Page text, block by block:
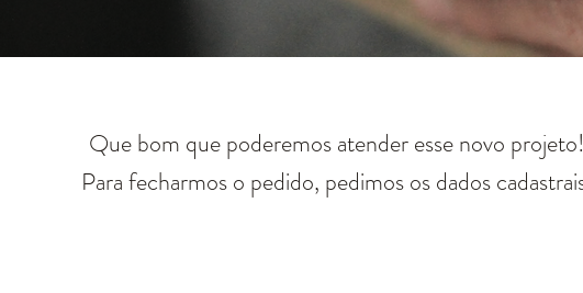
Que bom que poderemos atender esse novo
Para fecharmos o pedido, pedimos os dados